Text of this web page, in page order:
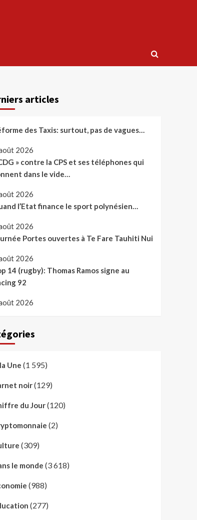
articles
des Taxis: surtout, pas de vagues…
2026
» contre la CPS et ses téléphones qui
dans le vide…
2026
l’Etat finance le sport polynésien…
2026
Portes ouvertes à Te Fare Tauhiti Nui
2026
14 (rugby): Thomas Ramos signe au
92
2026
Une (1 595)
noir(129)
du Jour(120)
(2)
(309)
le monde (3 618)
(988)
(277)